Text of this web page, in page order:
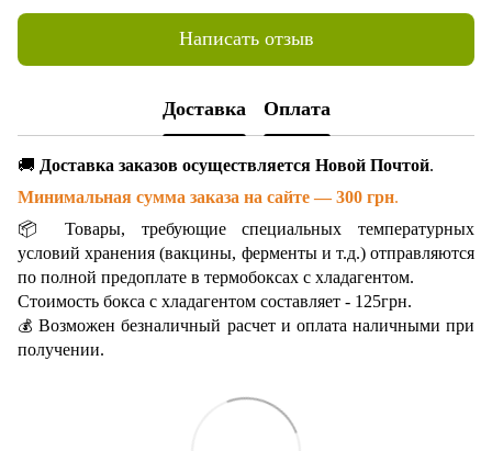
Написать отзыв
Доставка Оплата
🚚 Доставка заказов осуществляется Новой Почтой.
Минимальная сумма заказа на сайте — 300 грн.
📦 Товары, требующие специальных температурных
условий хранения (вакцины, ферменты и т.д.) отправляются
по полной предоплате в термобоксах с хладагентом.
Стоимость бокса с хладагентом составляет - 125грн.
💰Возможен безналичный расчет и оплата наличными при
получении.